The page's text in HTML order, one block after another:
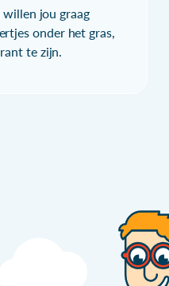
jou graag
onder het gras,
te zijn.